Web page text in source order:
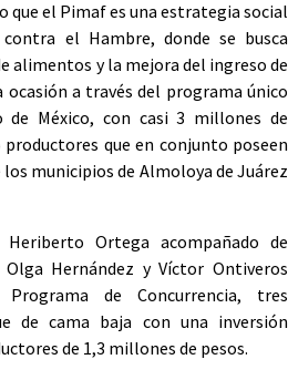
que el Pimaf es una estrategia social
el Hambre, donde se busca
alimentos y la mejora del ingreso de
a través del programa único
de México, con casi 3 millones de
productores que en conjunto poseen
los municipios de Almoloya de Juárez
Ortega acompañado de
Hernández y Víctor Ontiveros
de Concurrencia, tres
de cama baja con una inversión
de 1,3 millones de pesos.